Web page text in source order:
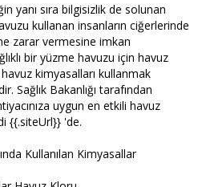
yanı sıra bilgisizlik de solunan
kullanan insanların ciğerlerinde
zarar vermesine imkan
bir yüzme havuzu için havuz
havuz kimyasalları kullanmak
Sağlık Bakanlığı tarafından
uygun en etkili havuz
{{.siteUrl}} 'de.
Kullanılan Kimyasallar